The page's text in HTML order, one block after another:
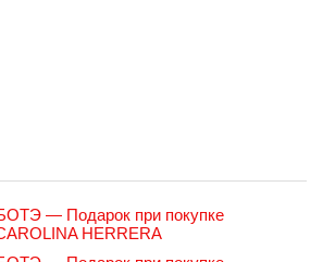
— Подарок при покупке
HERRERA